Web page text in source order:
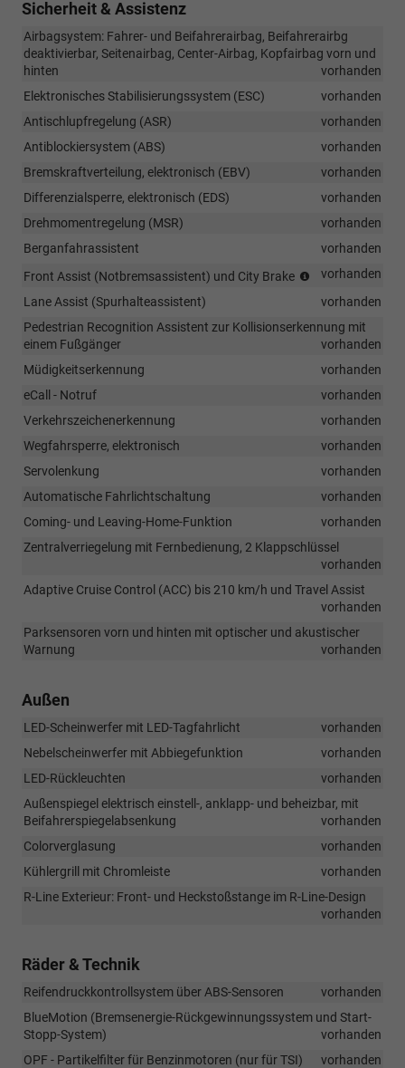
Sicherheit & Assistenz
Airbagsystem: Fahrer- und Beifahrerairbag, Beifahrerairbg
deaktivierbar, Seitenairbag, Center-Airbag, Kopfairbag vorn und
hinten
vorhanden
Elektronisches Stabilisierungssystem (ESC)
vorhanden
Antischlupfregelung (ASR)
vorhanden
Antiblockiersystem (ABS)
vorhanden
Bremskraftverteilung, elektronisch (EBV)
vorhanden
Differenzialsperre, elektronisch (EDS)
vorhanden
Drehmomentregelung (MSR)
vorhanden
Berganfahrassistent
vorhanden
Front Assist (Notbremsassistent) und City Brake
City
(System
zur
Überwachung
Geschehens
vor
Fahrzeug
und
System
zur
Notbremsung
des
Fahrzeugs
im
Falle
eines
vorhanden
Lane Assist (Spurhalteassistent)
vorhanden
Pedestrian Recognition Assistent zur Kollisionserkennung mit
einem Fußgänger
vorhanden
Müdigkeitserkennung
vorhanden
eCall - Notruf
vorhanden
Verkehrszeichenerkennung
vorhanden
Wegfahrsperre, elektronisch
vorhanden
Servolenkung
vorhanden
Automatische Fahrlichtschaltung
vorhanden
Coming- und Leaving-Home-Funktion
vorhanden
Zentralverriegelung mit Fernbedienung, 2 Klappschlüssel
vorhanden
Adaptive Cruise Control (ACC) bis 210 km/h und Travel Assist
vorhanden
Parksensoren vorn und hinten mit optischer und akustischer
Warnung
vorhanden
Außen
LED-Scheinwerfer mit LED-Tagfahrlicht
vorhanden
Nebelscheinwerfer mit Abbiegefunktion
vorhanden
LED-Rückleuchten
vorhanden
Außenspiegel elektrisch einstell-, anklapp- und beheizbar, mit
Beifahrerspiegelabsenkung
vorhanden
Colorverglasung
vorhanden
Kühlergrill mit Chromleiste
vorhanden
R-Line Exterieur: Front- und Heckstoßstange im R-Line-Design
vorhanden
Räder & Technik
Reifendruckkontrollsystem über ABS-Sensoren
vorhanden
BlueMotion (Bremsenergie-Rückgewinnungssystem und Start-
Stopp-System)
vorhanden
OPF - Partikelfilter für Benzinmotoren (nur für TSI)
vorhanden